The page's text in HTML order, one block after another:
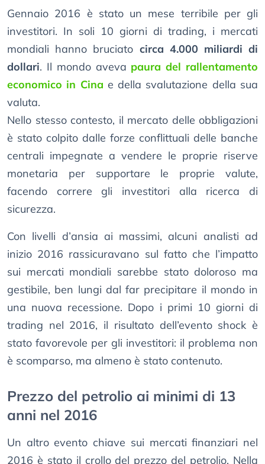
Gennaio 2016 è stato un mese terribile per gli
investitori. In soli 10 giorni di trading, i mercati
mondiali hanno bruciato circa 4.000 miliardi di
dollari. Il mondo aveva paura del rallentamento
economico in Cina e della svalutazione della sua
valuta.
Nello stesso contesto, il mercato delle obbligazioni
è stato colpito dalle forze conflittuali delle banche
centrali impegnate a vendere le proprie riserve
monetaria per supportare le proprie valute,
facendo correre gli investitori alla ricerca di
sicurezza.
Con livelli d’ansia ai massimi, alcuni analisti ad
inizio 2016 rassicuravano sul fatto che l’impatto
sui mercati mondiali sarebbe stato doloroso ma
gestibile, ben lungi dal far precipitare il mondo in
una nuova recessione. Dopo i primi 10 giorni di
trading nel 2016, il risultato dell’evento shock è
stato favorevole per gli investitori: il problema non
è scomparso, ma almeno è stato contenuto.
Prezzo del petrolio ai minimi di 13
anni nel 2016
Un altro evento chiave sui mercati finanziari nel
2016 è stato il crollo del prezzo del petrolio. Nella